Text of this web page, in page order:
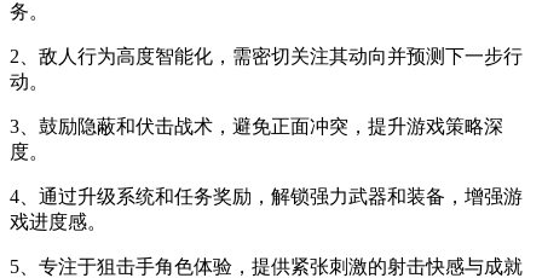
务。
2、敌人行为高度智能化，需密切关注其动向并预测下一步行
动。
3、鼓励隐蔽和伏击战术，避免正面冲突，提升游戏策略深
度。
4、通过升级系统和任务奖励，解锁强力武器和装备，增强游
戏进度感。
5、专注于狙击手角色体验，提供紧张刺激的射击快感与成就